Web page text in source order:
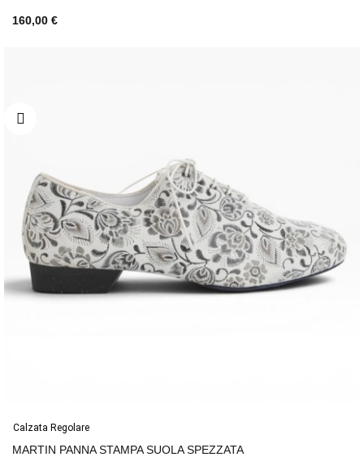
160,00 €
Calzata Regolare
MARTIN PANNA STAMPA SUOLA SPEZZATA